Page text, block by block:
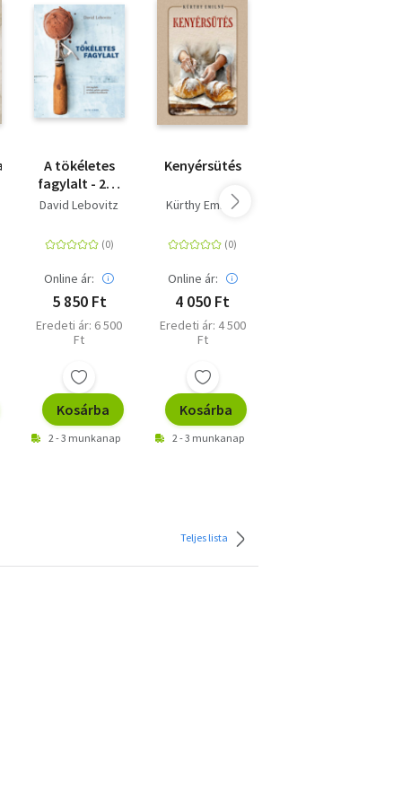
A tökéletes
fagylalt - 200
fagylalt,
gelato,
granita, és
amikkel
David Lebovitz
Online ár:
5 850 Ft
Eredeti ár: 6 500
Ft
Kosárba
2 - 3 munkanap
Kenyérsütés
Kürthy Emilné
Online ár:
4 050 Ft
Eredeti ár: 4 500
Ft
Kosárba
2 - 3 munkanap
Teljes lista